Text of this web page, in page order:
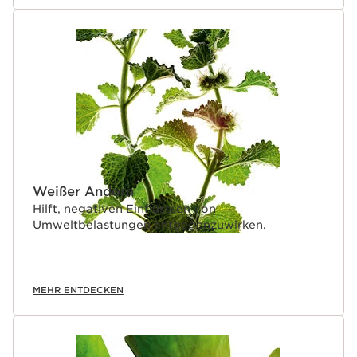
Weißer Andorn
Hilft, negativen Einflüsssen von
Umweltbelastungen entgegenzuwirken.
MEHR ENTDECKEN